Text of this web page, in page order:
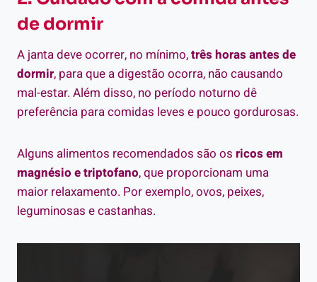
de dormir
A janta deve ocorrer, no mínimo,três horas antes de
dormir, para que a digestão ocorra, não causando
mal-estar. Além disso, no período noturno dê
preferência para comidas leves e pouco gordurosas.
Alguns alimentos recomendados são os ricos em
magnésio e triptofano, que proporcionam uma
maior relaxamento. Por exemplo, ovos, peixes,
leguminosas e castanhas.